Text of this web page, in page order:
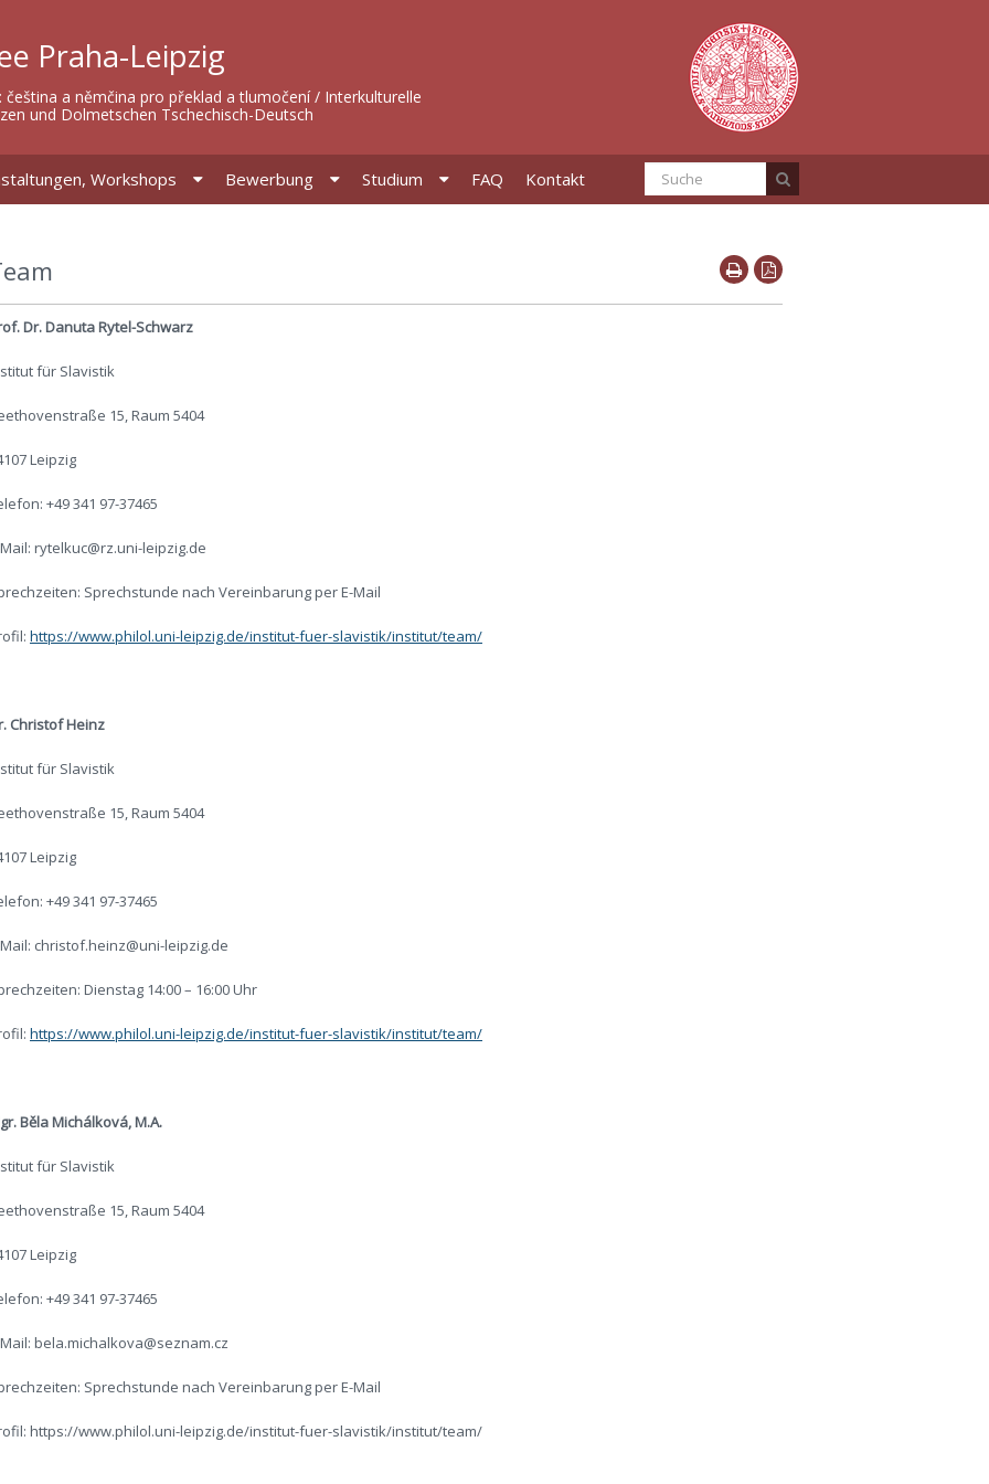
Praha-Leipzig
čeština a němčina pro překlad a tlumočení / Interkulturelle
und Dolmetschen Tschechisch-Deutsch
Dr. Danuta Rytel-Schwarz
für Slavistik
15, Raum 5404
Leipzig
+49 341 97-37465
rytelkuc@rz.uni-leipzig.de
Sprechstunde nach Vereinbarung per E-Mail
https://www.philol.uni-leipzig.de/institut-fuer-slavistik/institut/team/
Christof Heinz
für Slavistik
15, Raum 5404
Leipzig
+49 341 97-37465
christof.heinz@uni-leipzig.de
Dienstag 14:00 – 16:00 Uhr
https://www.philol.uni-leipzig.de/institut-fuer-slavistik/institut/team/
Běla Michálková, M.A.
für Slavistik
15, Raum 5404
Leipzig
+49 341 97-37465
bela.michalkova@seznam.cz
Sprechstunde nach Vereinbarung per E-Mail
https://www.philol.uni-leipzig.de/institut-fuer-slavistik/institut/team/
Workshops Bewerbung Studium FAQ Kontakt